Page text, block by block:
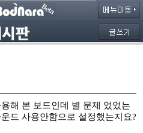
해 본 보드인데 별 문제 었었는
드 사용안함으로 설정했는지요?